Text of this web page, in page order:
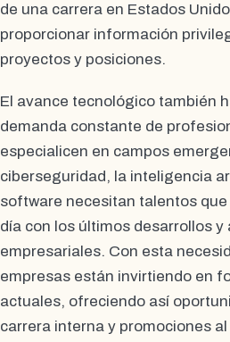
de una carrera en Estados
proporcionar información
proyectos y posiciones.
El avance tecnológico también
demanda constante de
especialicen en campos
ciberseguridad, la inteligencia
software necesitan talentos
día con los últimos desarrollos
empresariales. Con esta
empresas están invirtiendo en
actuales, ofreciendo así
carrera interna y promociones